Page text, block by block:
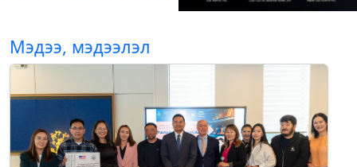
Мэдээ, мэдээлэл